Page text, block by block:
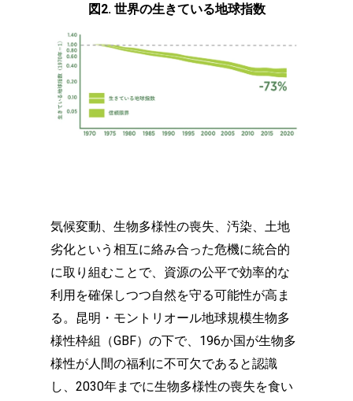
図2. 世界の生きている地球指数
気候変動、生物多様性の喪失、汚染、土地
劣化という相互に絡み合った危機に統合的
に取り組むことで、資源の公平で効率的な
利用を確保しつつ自然を守る可能性が高ま
る。昆明・モントリオール地球規模生物多
様性枠組（GBF）の下で、196か国が生物多
様性が人間の福利に不可欠であると認識
し、2030年までに生物多様性の喪失を食い